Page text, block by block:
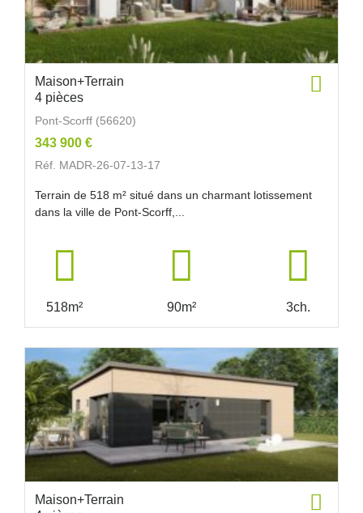
Maison+Terrain
4 pièces
Pont-Scorff (56620)
343 900 €
Réf. MADR-26-07-13-17
Terrain de 518 m² situé dans un charmant lotissement
dans la ville de Pont-Scorff,...
518m² 90m² 3ch.
Maison+Terrain